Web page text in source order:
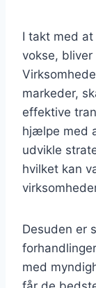
I takt med
vokse,
markeder,
effektive
hjælpe med
udvikle
hvilket kan
Desuden er
med